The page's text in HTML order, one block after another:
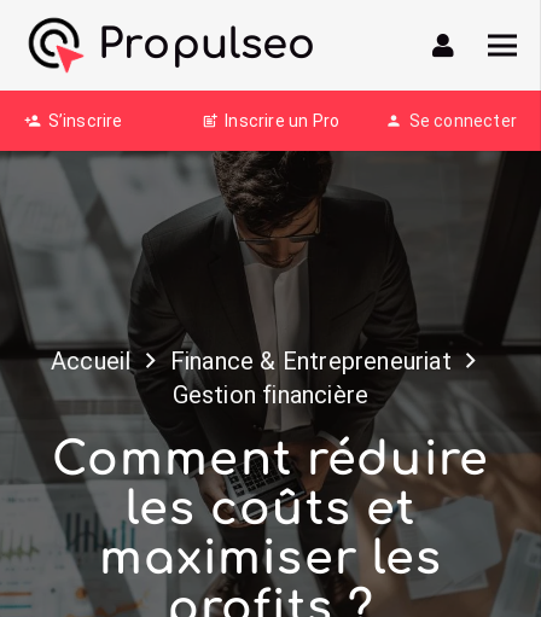
Propulseo
person_add S’inscrire post_add Inscrire un Pro person Se connecter
Accueil
Finance & Entrepreneuriat
Gestion financière
Comment réduire
les coûts et
maximiser les